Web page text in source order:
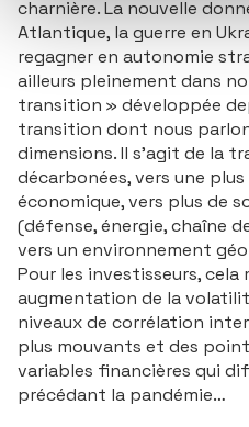
charnière. La nouvelle
Atlantique, la guerre en
regagner en autonomie
ailleurs pleinement dans
transition » développée
transition dont nous
dimensions. Il s’agit de la
décarbonées, vers une
économique, vers plus de
(défense, énergie, chaîne
vers un environnement
Pour les investisseurs,
augmentation de la
niveaux de corrélation
plus mouvants et des
variables financières qui
précédant la pandémie…